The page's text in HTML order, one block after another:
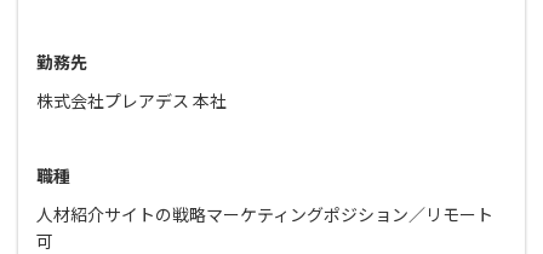
勤務先
株式会社プレアデス 本社
職種
人材紹介サイトの戦略マーケティングポジション／リモート
可